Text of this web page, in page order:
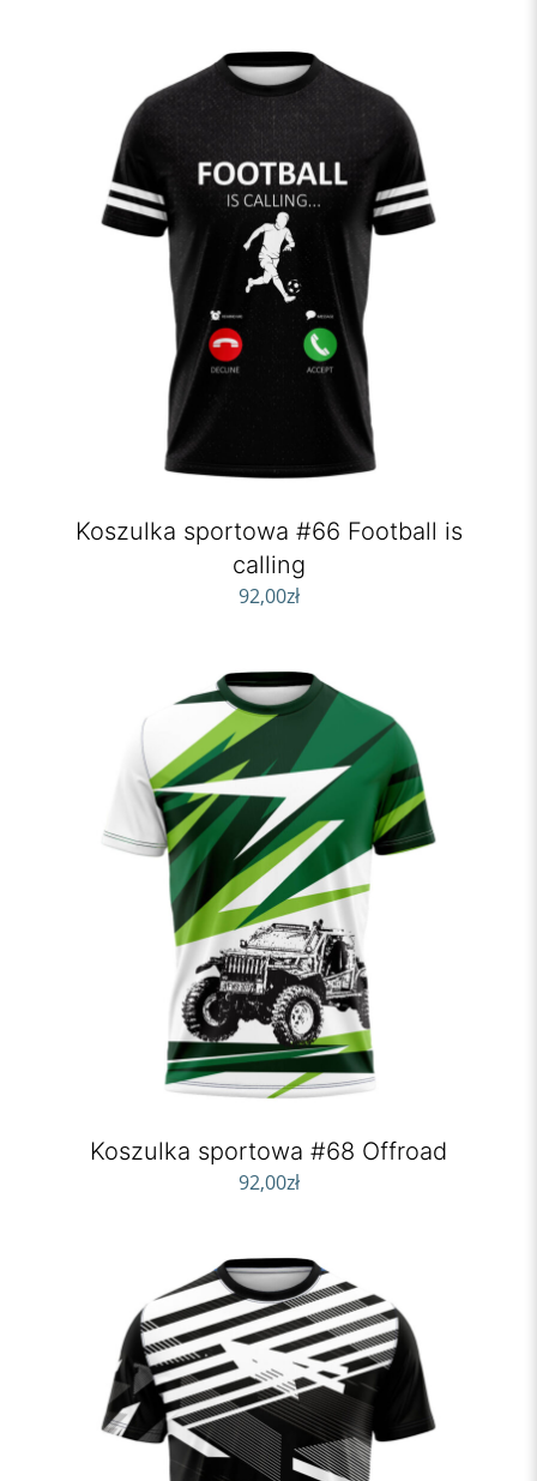
Koszulka sportowa #66 Football is
calling
92,00zł
Koszulka sportowa #68 Offroad
92,00zł